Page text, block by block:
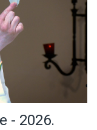
- 2026.